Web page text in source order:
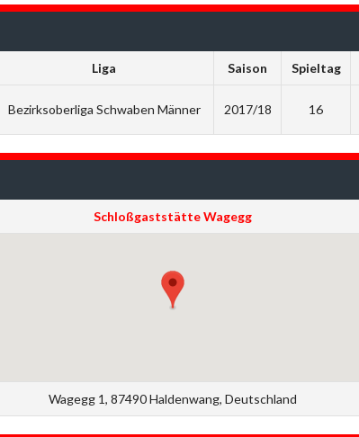
Liga Saison Spieltag
Bezirksoberliga Schwaben Männer 2017/18 16
Schloßgaststätte Wagegg
Wagegg 1, 87490 Haldenwang, Deutschland